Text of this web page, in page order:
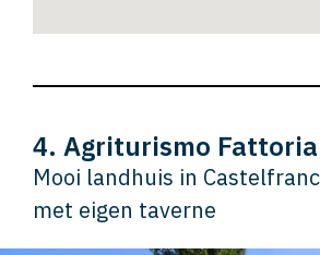
4. Agriturismo
Mooi landhuis in
met eigen taverne